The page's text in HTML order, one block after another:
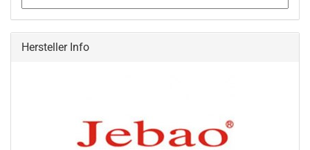
Hersteller Info